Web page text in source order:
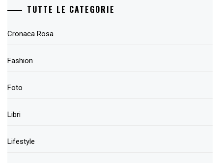
TUTTE LE CATEGORIE
Cronaca Rosa
Fashion
Foto
Libri
Lifestyle